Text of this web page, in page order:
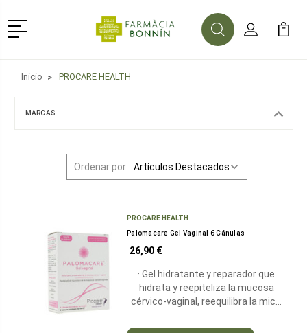
Menú
BuscarMi Cuenta
Mi
Inicio PROCARE HEALTH
MARCAS
Ordenar por:
PROCARE HEALTH
Palomacare Gel Vaginal 6 Cánulas
26,90 €
· Gel hidratante y reparador que
hidrata y reepiteliza la mucosa
cérvico-vaginal, reequilibra la mic…